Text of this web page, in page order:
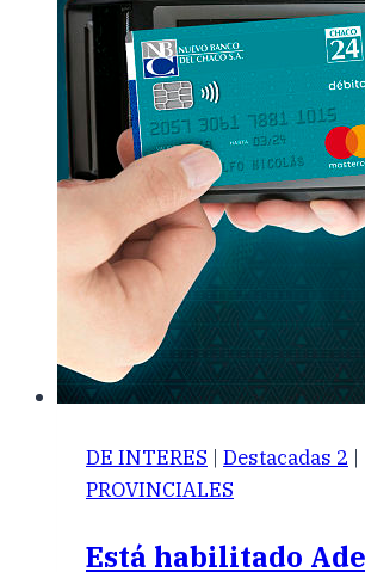
DE INTERES | Destacadas 2 |
PROVINCIALES
Está habilitado